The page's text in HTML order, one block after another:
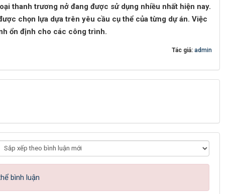
thanh trương nở đang được sử dụng nhiều nhất hiện nay.
chọn lựa dựa trên yêu cầu cụ thể của từng dự án. Việc
ổn định cho các công trình.
Tác giả: admin
bình luận